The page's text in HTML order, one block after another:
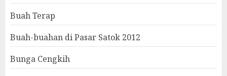
Buah Terap
Buah-buahan di Pasar Satok 2012
Bunga Cengkih